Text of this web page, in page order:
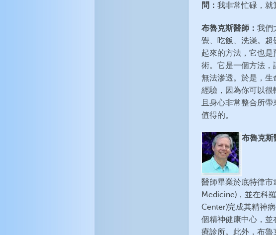
問： 我非常忙碌，就
布魯克斯醫師： 我們
覺、吃飯、洗澡。
起來的方法，它也
術。它是一個方法，
無法滲透。於是，
經驗，因為你可以很
且身心非常整合所
值得的。
布魯克斯
醫師畢業於底特律市
Medicine)，並在科
Center)完成其精神
個精神健康中心，並
療診所。此外，布魯